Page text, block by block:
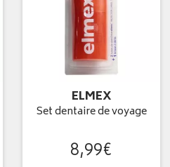
ELMEX
Set dentaire de voyage
8,99€